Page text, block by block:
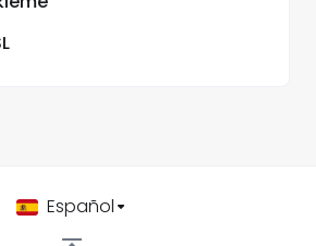
Español